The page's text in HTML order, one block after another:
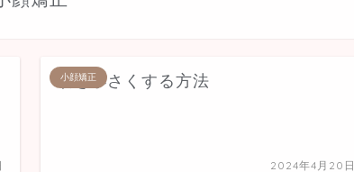
小顔矯正
頭を小さくする方法
2024年4月20日